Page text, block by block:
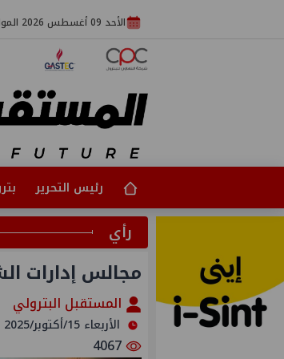
الأحد 09 أغسطس 2026 الموافق 26 صفر 1448
رئيس التحرير
رأي
مجالس إدارات
المستقبل البترولي
الأربعاء 15/أكتوبر/2025 - 07:13 ص